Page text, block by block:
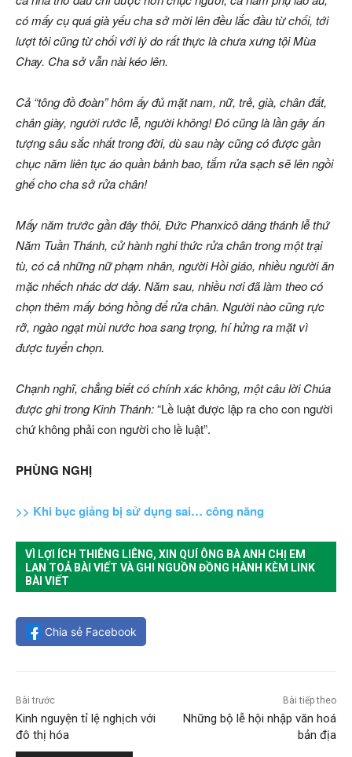
có mấy cụ quá già yếu cha sở mời lên đều lắc đầu từ chối, tới
lượt tôi cũng từ chối với lý do rất thực là chưa xưng tội Mùa
Chay. Cha sở vẫn nài kéo lên.
Cả “tông đồ đoàn” hôm ấy đủ mặt nam, nữ, trẻ, già, chân đất,
chân giày, người rước lễ, người không! Đó cũng là lần gây ấn
tượng sâu sắc nhất trong đời, dù sau này cũng có được gần
chục năm liên tục áo quần bảnh bao, tắm rửa sạch sẽ lên ngồi
ghế cho cha sở rửa chân!
Mấy năm trước gần đây thôi, Đức Phanxicô dâng thánh lễ thứ
Năm Tuần Thánh, cử hành nghi thức rửa chân trong một trại
tù, có cả những nữ phạm nhân, người Hồi giáo, nhiều người ăn
mặc nhếch nhác dơ dáy. Năm sau, nhiều nơi đã làm theo có
chọn thêm mấy bóng hồng để rửa chân. Người nào cũng rực
rỡ, ngào ngạt mùi nước hoa sang trọng, hí hửng ra mặt vì
được tuyển chọn.
Chạnh nghĩ, chẳng biết có chính xác không, một câu lời Chúa
được ghi trong Kinh Thánh:“Lề luật được lập ra cho con người
chứ không phải con người cho lề luật”.
PHÙNG NGHỊ
>> Khi bục giảng bị sử dụng sai… công năng
VÌ LỢI ÍCH THIÊNG LIÊNG, XIN QUÍ ÔNG BÀ ANH CHỊ EM
LAN TOẢ BÀI VIẾT VÀ GHI NGUỒN ĐỒNG HÀNH KÈM LINK
BÀI VIẾT
Chia sẻ Facebook
Bài trước
Kinh nguyện tỉ lệ nghịch với
đô thị hóa
Bài tiếp theo
Những bộ lễ hội nhập văn hoá
bản địa